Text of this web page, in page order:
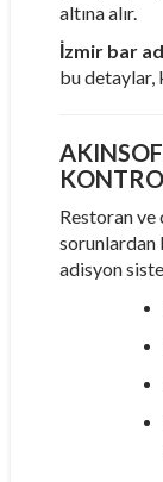
altına alır.
İzmir bar
bu detaylar,
Restoran
sorunlardan
adisyon